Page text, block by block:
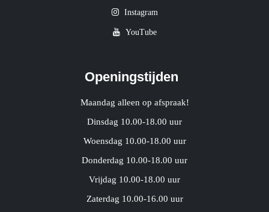
Instagram
YouTube
Openingstijden
Maandag alleen op afspraak!
Dinsdag 10.00-18.00 uur
Woensdag 10.00-18.00 uur
Donderdag 10.00-18.00 uur
Vrijdag 10.00-18.00 uur
Zaterdag 10.00-16.00 uur